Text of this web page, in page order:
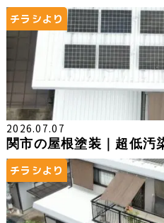
チラシより
2026.07.07
関市の屋根塗装｜超低汚
チラシより